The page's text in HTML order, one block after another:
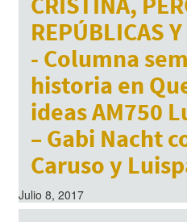
REPÚBLICAS
- Columna
historia en
ideas AM750
– Gabi Nacht
Caruso y
Julio 8, 2017